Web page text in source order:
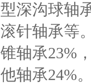
型深沟球轴
滚针轴承等
锥轴承23%
他轴承24%